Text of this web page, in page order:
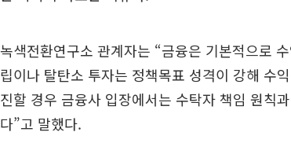
녹색전환연구소 관계자는 “금융은 기본적으로
립이나 탈탄소 투자는 정책목표 성격이 강해 수
진할 경우 금융사 입장에서는 수탁자 책임 원칙
다”고 말했다.